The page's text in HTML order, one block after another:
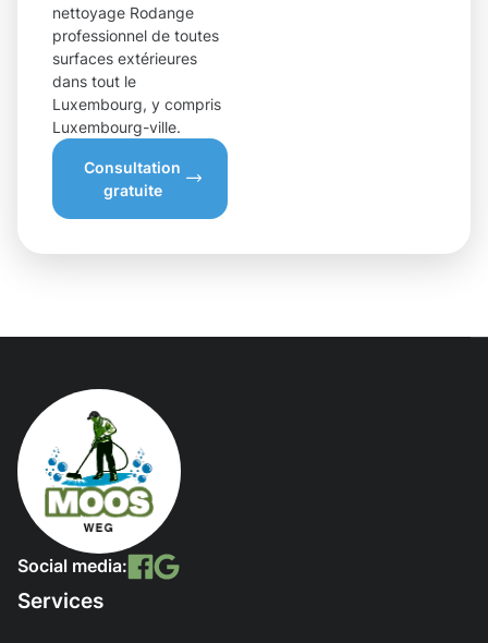
nettoyage Rodange
professionnel de toutes
surfaces extérieures
dans tout le
Luxembourg, y compris
Luxembourg-ville.
Consultation
gratuite
Social media:
Services